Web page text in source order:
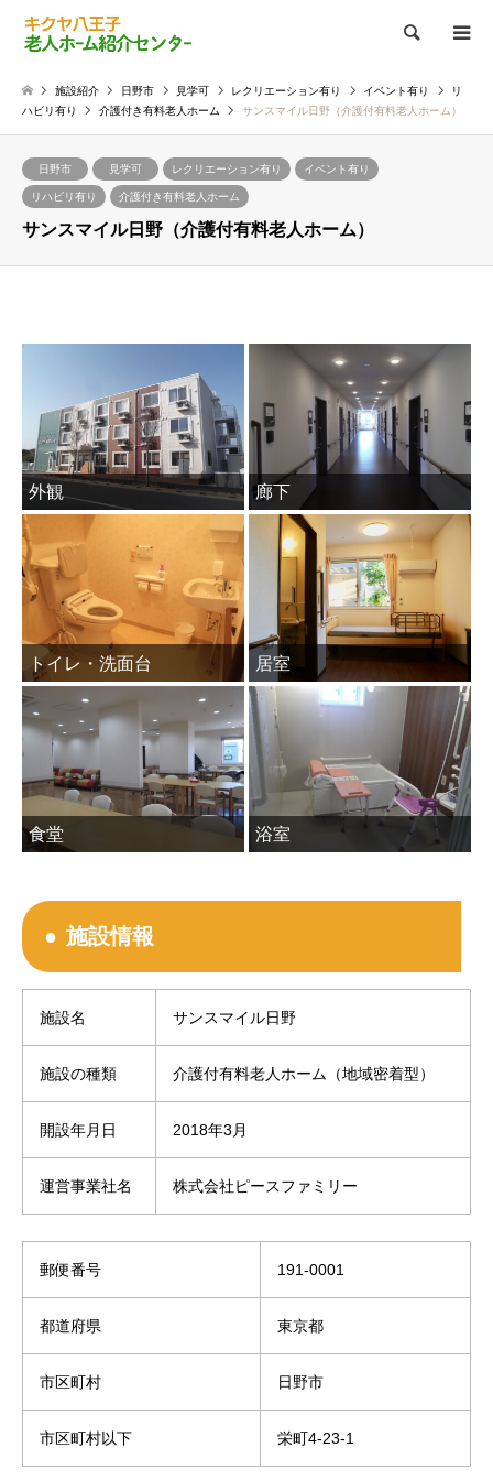
検索
施設紹介 日野市 見学可 レクリエーション有り イベント有り
リ
ハビリ有り
介護付き有料老人ホーム サンスマイル日野（介護付有料老人ホーム）
日野市 見学可 レクリエーション有り イベント有り
リハビリ有り 介護付き有料老人ホーム
サンスマイル日野（介護付有料老人ホーム）
外観 廊下
トイレ・洗面台 居室
食堂 浴室
施設情報
施設名 サンスマイル日野
施設の種類 介護付有料老人ホーム（地域密着型）
開設年月日 2018年3月
運営事業社名 株式会社ピースファミリー
郵便番号 191-0001
都道府県 東京都
市区町村 日野市
市区町村以下 栄町4-23-1